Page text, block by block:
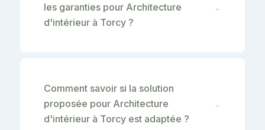
les garanties pour Architecture
d'intérieur à Torcy ?
⌄
Comment savoir si la solution
proposée pour Architecture
d'intérieur à Torcy est adaptée ?
⌄